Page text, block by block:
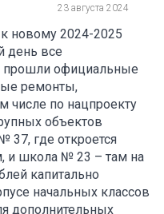
23 августа 2024
новому 2024-2025
день все
прошли официальные
ремонты,
числе по нацпроекту
объектов
где откроется
и школа № 23 – там на
капитально
начальных классов
дополнительных